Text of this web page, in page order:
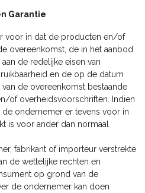
Garantie
voor in dat de producten en/of
overeenkomst, de in het aanbod
de redelijke eisen van
en de op de datum
de overeenkomst bestaande
of overheidsvoorschriften. Indien
ondernemer er tevens voor in
is voor ander dan normaal
fabrikant of importeur verstrekte
de wettelijke rechten en
op grond van de
de ondernemer kan doen